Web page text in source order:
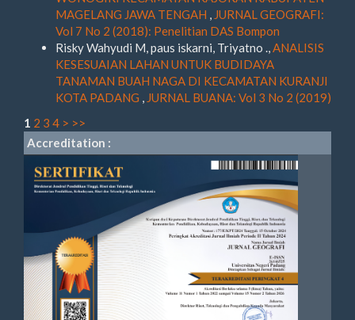
MAGELANG JAWA TENGAH , JURNAL GEOGRAFI:
Vol 7 No 2 (2018): Penelitian DAS Bompon
Risky Wahyudi M, paus iskarni, Triyatno .,ANALISIS
KESESUAIAN LAHAN UNTUK BUDIDAYA
TANAMAN BUAH NAGA DI KECAMATAN KURANJI
KOTA PADANG , JURNAL BUANA: Vol 3 No 2 (2019)
1 2 3 4 > >>
Accreditation :